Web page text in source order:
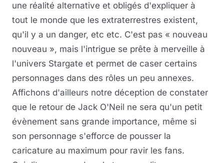
une réalité alternative et obligés d'expliquer à
tout le monde que les extraterrestres existent,
qu'il y a un danger, etc etc. C'est pas « nouveau
nouveau », mais l'intrigue se prête à merveille à
l'univers Stargate et permet de caser certains
personnages dans des rôles un peu annexes.
Affichons d'ailleurs notre déception de constater
que le retour de Jack O'Neil ne sera qu'un petit
évènement sans grande importance, même si
son personnage s'efforce de pousser la
caricature au maximum pour ravir les fans.